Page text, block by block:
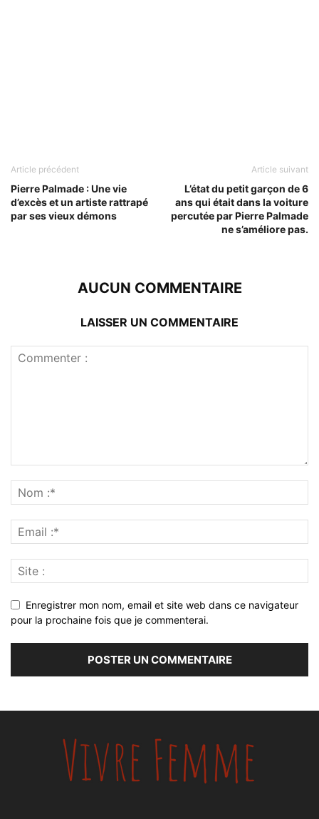
Article précédent
Pierre Palmade : Une vie
d’excès et un artiste rattrapé
par ses vieux démons
Article suivant
L’état du petit garçon de 6
ans qui était dans la voiture
percutée par Pierre Palmade
ne s’améliore pas.
AUCUN COMMENTAIRE
LAISSER UN COMMENTAIRE
Enregistrer mon nom, email et site web dans ce navigateur
pour la prochaine fois que je commenterai.